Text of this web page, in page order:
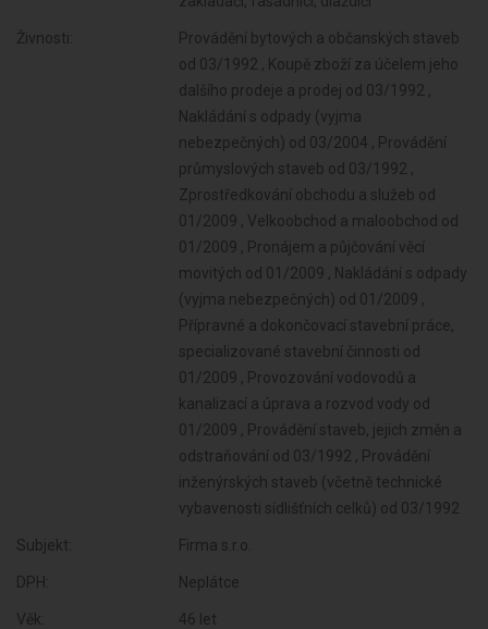
Živnosti:
Provádění bytových a občanských staveb
od 03/1992 , Koupě zboží za účelem jeho
dalšího prodeje a prodej od 03/1992 ,
Nakládání s odpady (vyjma
nebezpečných) od 03/2004 , Provádění
průmyslových staveb od 03/1992 ,
Zprostředkování obchodu a služeb od
01/2009 , Velkoobchod a maloobchod od
01/2009 , Pronájem a půjčování věcí
movitých od 01/2009 , Nakládání s odpady
(vyjma nebezpečných) od 01/2009 ,
Přípravné a dokončovací stavební práce,
specializované stavební činnosti od
01/2009 , Provozování vodovodů a
kanalizací a úprava a rozvod vody od
01/2009 , Provádění staveb, jejich změn a
odstraňování od 03/1992 , Provádění
inženýrských staveb (včetně technické
vybavenosti sídlišťních celků) od 03/1992
Subjekt: Firma s.r.o.
DPH: Neplátce
Věk: 46 let